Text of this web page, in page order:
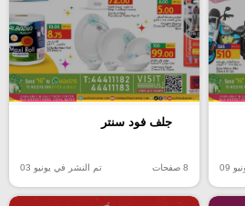
09
جلف فود سنتر
8 صفحات تم النشر في يونيو 03